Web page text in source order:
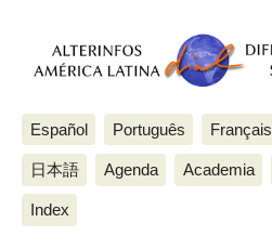
Español Português Français
日本語 Agenda Academia
Index